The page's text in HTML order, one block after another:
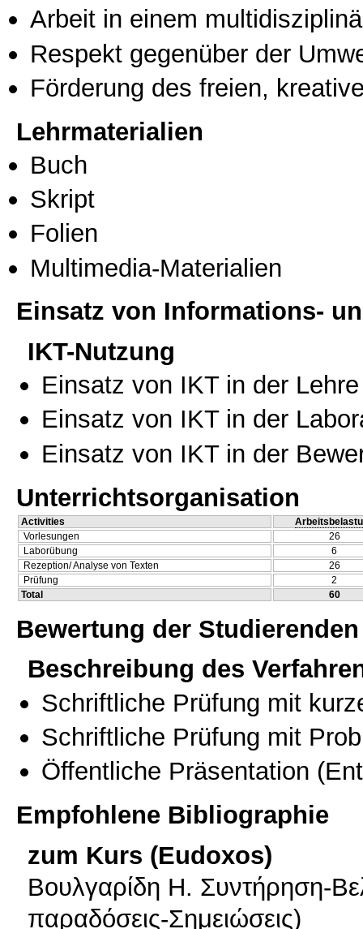
Arbeit in einem
Respekt gegenüber der
Förderung des freien,
Lehrmaterialien
Buch
Skript
Folien
Multimedia-Materialien
Einsatz von Informations-
IKT-Nutzung
Einsatz von IKT in der Lehre
Einsatz von IKT in der
Einsatz von IKT in der
Unterrichtsorganisation
Activities
Vorlesungen
26
Laborübung
6
Rezeption/ Analyse von Texten
26
Prüfung
2
Total
60
Bewertung der Studierenden
Beschreibung des
Schriftliche Prüfung mit
Schriftliche Prüfung mit
Öffentliche Präsentation
Empfohlene Bibliographie
zum Kurs (Eudoxos)
Βουλγαρίδη H. Συντήρηση-
παραδόσεις-Σημειώσεις)